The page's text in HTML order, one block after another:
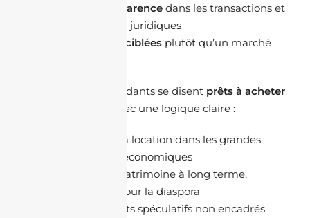
Plus de transparence dans les transactions et
les documents juridiques
Opportunités ciblées plutôt qu’un marché
Beaucoup de répondants se disent prêts à acheter
, mais avec une logique claire :
Investir pour la location dans les grandes
villes et pôles économiques
Sécuriser un patrimoine à long terme,
notamment pour la diaspora
Éviter les achats spéculatifs non encadrés